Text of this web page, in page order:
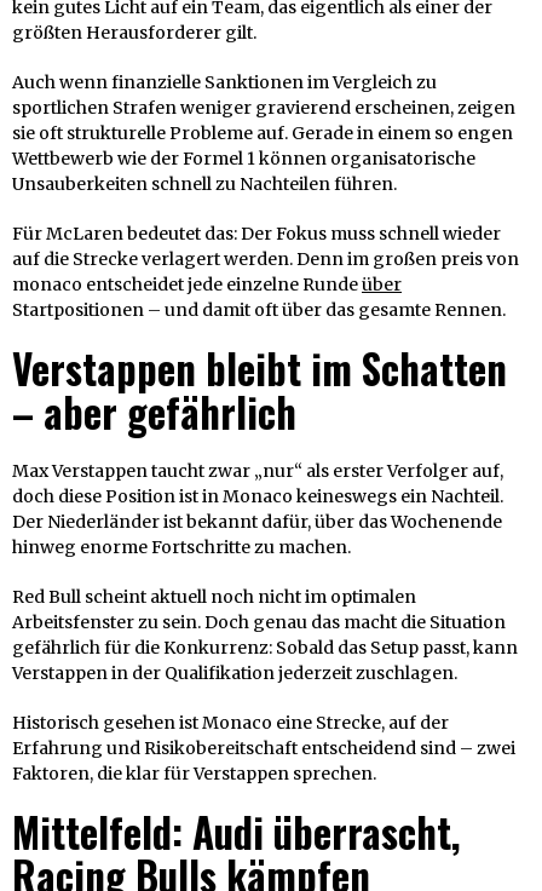
kein gutes Licht auf ein Team, das eigentlich als einer der
größten Herausforderer gilt.
Auch wenn finanzielle Sanktionen im Vergleich zu
sportlichen Strafen weniger gravierend erscheinen, zeigen
sie oft strukturelle Probleme auf. Gerade in einem so engen
Wettbewerb wie der Formel 1 können organisatorische
Unsauberkeiten schnell zu Nachteilen führen.
Für McLaren bedeutet das: Der Fokus muss schnell wieder
auf die Strecke verlagert werden. Denn im großen preis von
monaco entscheidet jede einzelne Rundeüber
Startpositionen – und damit oft über das gesamte Rennen.
Verstappen bleibt im Schatten
– aber gefährlich
Max Verstappen taucht zwar „nur“ als erster Verfolger auf,
doch diese Position ist in Monaco keineswegs ein Nachteil.
Der Niederländer ist bekannt dafür, über das Wochenende
hinweg enorme Fortschritte zu machen.
Red Bull scheint aktuell noch nicht im optimalen
Arbeitsfenster zu sein. Doch genau das macht die Situation
gefährlich für die Konkurrenz: Sobald das Setup passt, kann
Verstappen in der Qualifikation jederzeit zuschlagen.
Historisch gesehen ist Monaco eine Strecke, auf der
Erfahrung und Risikobereitschaft entscheidend sind – zwei
Faktoren, die klar für Verstappen sprechen.
Mittelfeld: Audi überrascht,
Racing Bulls kämpfen